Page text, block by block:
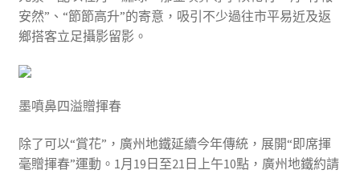
安然”、“節節高升”的寄意，吸引不少過往市平易近及返
鄉搭客立足攝影留影。
墨噴鼻四溢贈揮春
除了可以“賞花”，廣州地鐵延續今年傳統，展開“即席揮
毫贈揮春”運動。1月19日至21日上午10點，廣州地鐵約請